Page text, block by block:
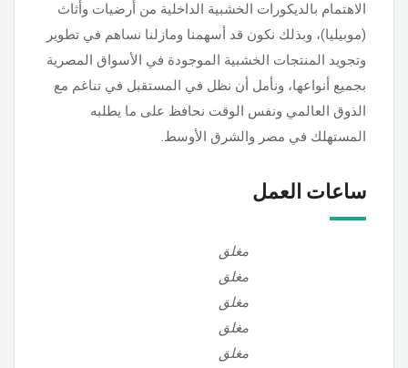
الاهتمام بالديكورات الخشبية الداخلية من أرضيات وأثاث
(موبيليا)، وبذلك نكون قد أسهمنا ومازلنا نساهم في تطوير
وتجويد المنتجات الخشبية الموجودة في الأسواق المصرية
بجميع أنواعها، ونأمل أن نظل في المستقبل في تناغم مع
الذوق العالمي ونفس الوقت نحافظ على ما يطلبه
المستهلك في مصر والشرق الأوسط.
ساعات العمل
مغلق
مغلق
مغلق
مغلق
مغلق